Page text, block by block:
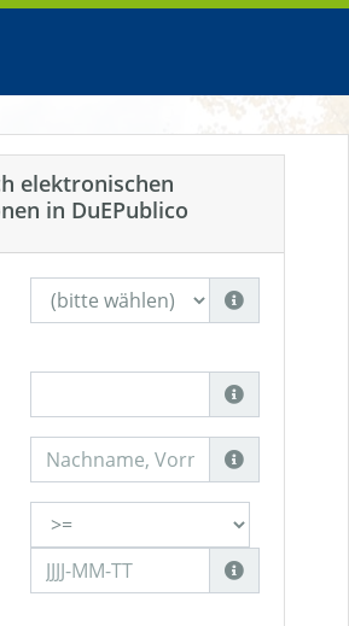
elektronischen
in DuEPublico